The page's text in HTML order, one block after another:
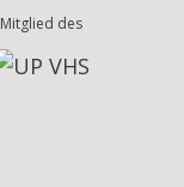
Mitglied des